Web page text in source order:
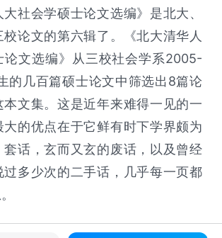
大社会学硕士论文选编》是北大、
论文的第六辑了。《北大清华人
论文选编》从三校社会学系2005-
的几百篇硕士论文中筛选出8篇论
文集。这是近年来难得一见的一
的优点在于它鲜有时下学界颇为
套话，玄而又玄的废话，以及曾经
过多少次的二手话，几乎每一页都